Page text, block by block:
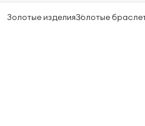
Золотые изделияЗолотые